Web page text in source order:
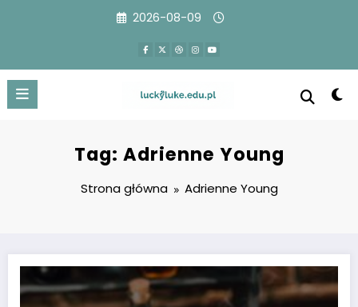
2026-08-09
Tag: Adrienne Young
Strona główna Adrienne Young